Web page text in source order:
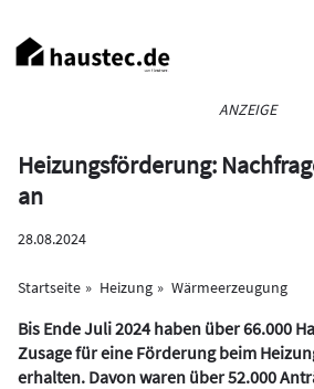
zum
Inhalt
ANZEIGE
Heizungsförderung:
an
28.08.2024
Startseite Heizung Wärmeerzeugung
Bis Ende Juli 2024 haben über 66.000
Zusage für eine Förderung beim
erhalten. Davon waren über 52.000